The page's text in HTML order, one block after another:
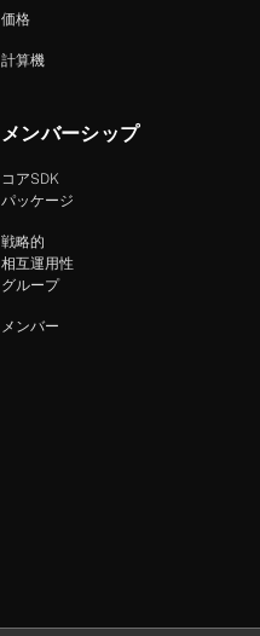
価格
計算機
メンバーシップ
コアSDK
パッケージ
戦略的
相互運用性
グループ
メンバー